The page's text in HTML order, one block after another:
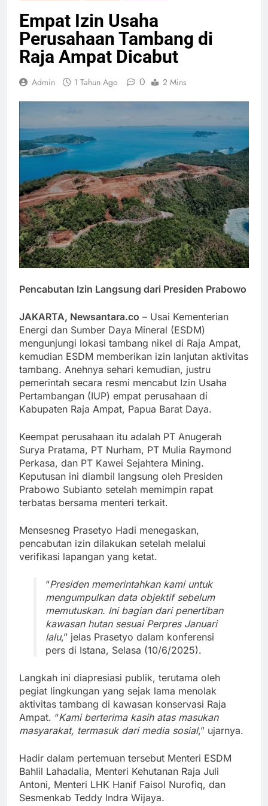
Empat Izin Usaha
Perusahaan Tambang di
Raja Ampat Dicabut
Admin 1 Tahun Ago 0 2 Mins
Pencabutan Izin Langsung dari Presiden Prabowo
JAKARTA, Newsantara.co – Usai Kementerian
Energi dan Sumber Daya Mineral (ESDM)
mengunjungi lokasi tambang nikel di Raja Ampat,
kemudian ESDM memberikan izin lanjutan aktivitas
tambang. Anehnya sehari kemudian, justru
pemerintah secara resmi mencabut Izin Usaha
Pertambangan (IUP) empat perusahaan di
Kabupaten Raja Ampat, Papua Barat Daya.
Keempat perusahaan itu adalah PT Anugerah
Surya Pratama, PT Nurham, PT Mulia Raymond
Perkasa, dan PT Kawei Sejahtera Mining.
Keputusan ini diambil langsung oleh Presiden
Prabowo Subianto setelah memimpin rapat
terbatas bersama menteri terkait.
Mensesneg Prasetyo Hadi menegaskan,
pencabutan izin dilakukan setelah melalui
verifikasi lapangan yang ketat.
“Presiden memerintahkan kami untuk
mengumpulkan data objektif sebelum
memutuskan. Ini bagian dari penertiban
kawasan hutan sesuai Perpres Januari
lalu,” jelas Prasetyo dalam konferensi
pers di Istana, Selasa (10/6/2025).
Langkah ini diapresiasi publik, terutama oleh
pegiat lingkungan yang sejak lama menolak
aktivitas tambang di kawasan konservasi Raja
Ampat. “Kami berterima kasih atas masukan
masyarakat, termasuk dari media sosial,” ujarnya.
Hadir dalam pertemuan tersebut Menteri ESDM
Bahlil Lahadalia, Menteri Kehutanan Raja Juli
Antoni, Menteri LHK Hanif Faisol Nurofiq, dan
Sesmenkab Teddy Indra Wijaya.